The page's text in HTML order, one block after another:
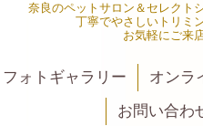
奈良のペットサロン＆セレクト
丁寧でやさしいトリミ
お気軽にご来
フォトギャラリー オンラ
お問い合わ